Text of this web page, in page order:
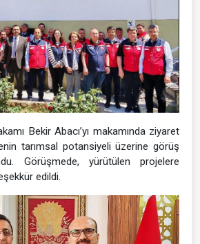
Bekir Abacı’yı makamında ziyaret
tarımsal potansiyeli üzerine görüş
Görüşmede, yürütülen projelere
edildi.